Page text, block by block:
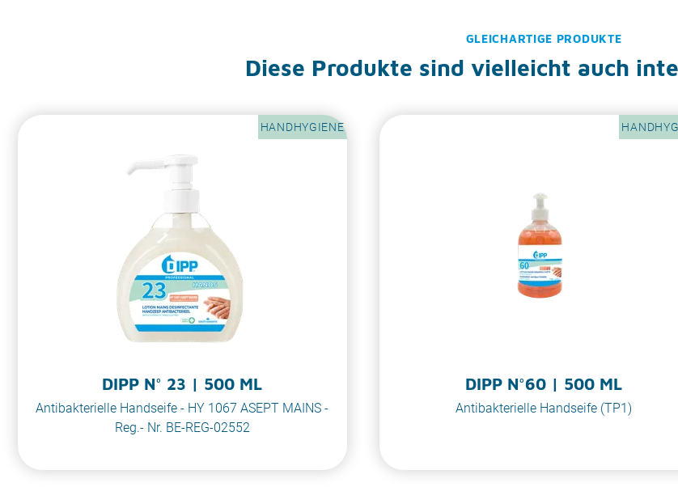
GLEICHARTIGE PRODUKTE
Diese Produkte sind vielleicht auch
HANDHYGIENE
DIPP N° 23 | 500 ML
Antibakterielle Handseife - HY 1067 ASEPT MAINS -
Reg.- Nr. BE-REG-02552
DIPP N°60 | 500 ML
Antibakterielle Handseife (TP1)